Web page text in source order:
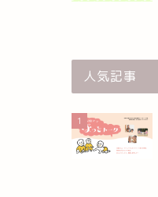
人気記事
1